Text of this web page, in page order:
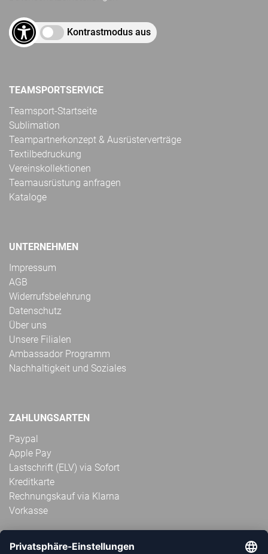
Kontrastmodus aus
TEAMSPORTSERVICE
Teamsport-Startseite
Sublimation
Teampartnerkonzept & Ausrüsterverträge
Textilbedruckung
Vereinskollektionen
Teamausrüstung anfragen
Kataloge
UNTERNEHMEN
Impressum
AGB
Widerrufsbelehrung
Datenschutz
Über uns
Unsere Filialen
Ambassador Programm
Nachhaltigkeit und Soziales
ZAHLUNGSARTEN
Paypal
Apple Pay
Lastschrift (ELV) via Sofort
Kreditkarte
Rechnungskauf via Klarna
Vorkasse
ABONNIERE JETZT DEN KOSTENLOSEN